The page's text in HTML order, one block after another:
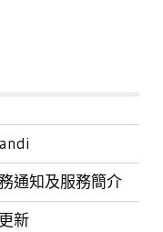
通知及服務簡介
新